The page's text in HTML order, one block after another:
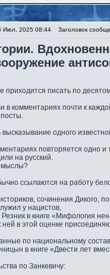
Июл, 2025 08:44 Заголовок
писать по
в комментариях почти к
одного
повторяется одно
на русский.
ссылаются на работу
сочинения Дикого,
у нацистов,
в книге «Мифология
в этой оценке
по национальному
в книге «Двести лет
по Занкевичу: